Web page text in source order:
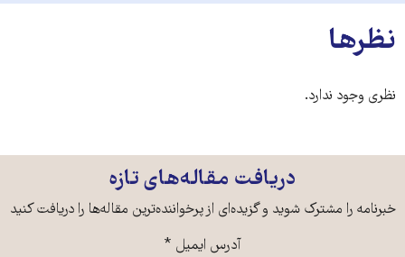
نظرها
نظری وجود ندارد.
دریافت مقاله‌های تازه
خبرنامه را مشترک شوید و گزیده‌ای از پرخواننده‌ترین مقاله‌ها را دریافت کنید
آدرس ایمیل *